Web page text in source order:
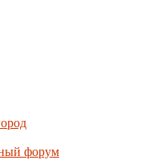
форум